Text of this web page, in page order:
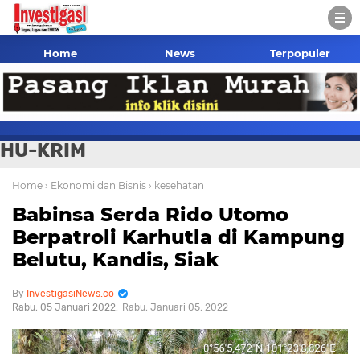
Home News Terpopuler
HU-KRIM
Home › Ekonomi dan Bisnis › kesehatan
Babinsa Serda Rido Utomo
Berpatroli Karhutla di Kampung
Belutu, Kandis, Siak
InvestigasiNews.co
Rabu, 05 Januari 2022
Rabu, Januari 05, 2022